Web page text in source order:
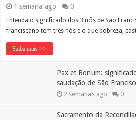
1 semana ago 0
Entenda o significado dos 3 nós de São
franciscano tem três nós e o que pobreza,
Saiba mais >>
Pax et Bonum:
saudação de São
2 semanas ago 0
Sacramento da